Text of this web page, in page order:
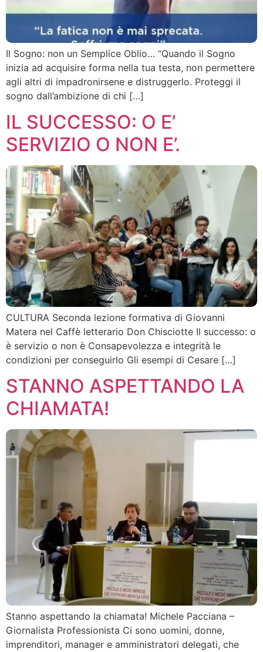
Il Sogno: non un Semplice Oblio… “Quando il Sogno
inizia ad acquisire forma nella tua testa, non permettere
agli altri di impadronirsene e distruggerlo. Proteggi il
sogno dall’ambizione di chi […]
IL SUCCESSO: O E’
SERVIZIO O NON E’.
CULTURA Seconda lezione formativa di Giovanni
Matera nel Caffè letterario Don Chisciotte Il successo: o
è servizio o non è Consapevolezza e integrità le
condizioni per conseguirlo Gli esempi di Cesare […]
STANNO ASPETTANDO LA
CHIAMATA!
Stanno aspettando la chiamata! Michele Pacciana –
Giornalista Professionista Ci sono uomini, donne,
imprenditori, manager e amministratori delegati, che